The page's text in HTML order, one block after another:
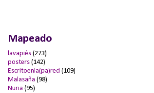
Mapeado
lavapiés (273)
posters (142)
Escritoenla(pa)red (109)
Malasaña (98)
Nuria (95)